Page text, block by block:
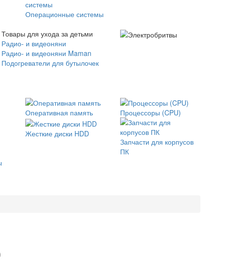
Операционные системы
Товары для ухода за детьми
Радио- и видеоняни
Радио- и видеоняни Maman
Подогреватели для бутылочек
Оперативная память Процессоры (CPU)
Жесткие диски HDD
Запчасти для корпусов
ПК